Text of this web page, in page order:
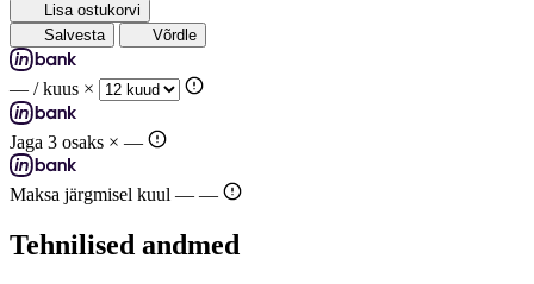
Lisa ostukorvi
Salvesta
Võrdle
— / kuus ×
Jaga 3 osaks × —
Maksa järgmisel kuul — —
Tehnilised andmed